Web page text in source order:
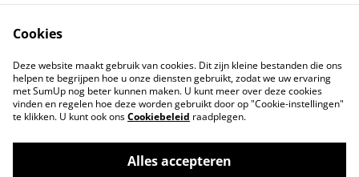
Contact
Voorwaarden
Privacybeleid
Cookiebeleid
Cookies
Deze website maakt gebruik van cookies. Dit zijn kleine bestanden die ons
helpen te begrijpen hoe u onze diensten gebruikt, zodat we uw ervaring
met SumUp nog beter kunnen maken. U kunt meer over deze cookies
vinden en regelen hoe deze worden gebruikt door op "Cookie-instellingen"
te klikken. U kunt ook onsCookiebeleid raadplegen.
Alles accepteren